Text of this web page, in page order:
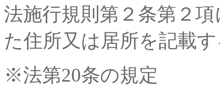
法施行規則第２条第２
た住所又は居所を記載
※法第20条の規定